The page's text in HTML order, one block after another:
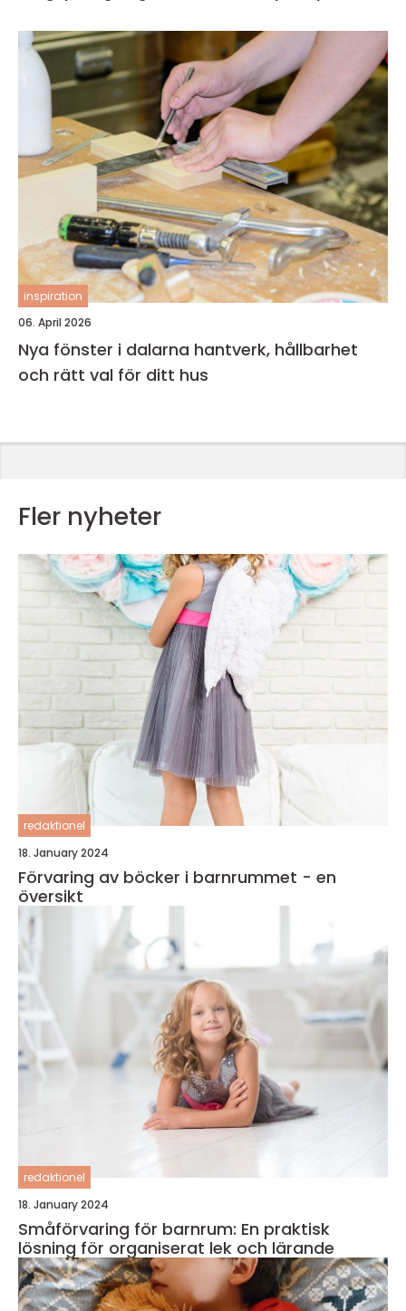
inspiration
06. April 2026
Nya fönster i dalarna hantverk, hållbarhet
och rätt val för ditt hus
Fler nyheter
redaktionel
18. January 2024
Förvaring av böcker i barnrummet - en
översikt
redaktionel
18. January 2024
Småförvaring för barnrum: En praktisk
lösning för organiserat lek och lärande